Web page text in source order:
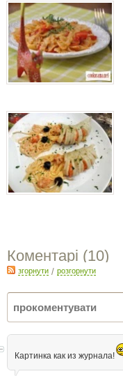
Коментарі (10)
згорнути / розгорнути
Картинка как из журнала!